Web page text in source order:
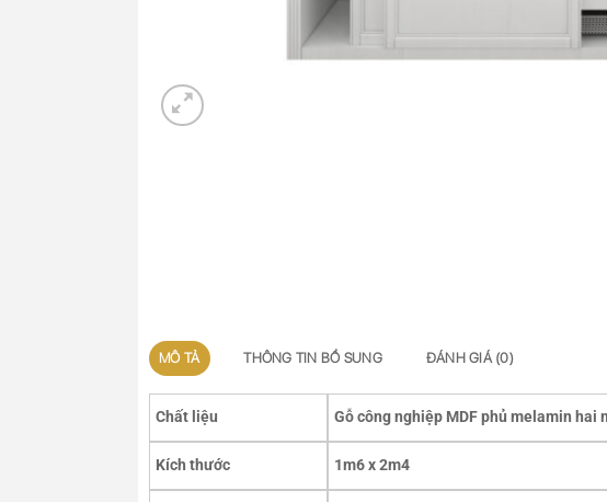
MÔ TẢ THÔNG TIN BỔ SUNG ĐÁNH GIÁ (0)
Chất liệu Gỗ công nghiệp MDF phủ melamin hai
Kích thước 1m6 x 2m4